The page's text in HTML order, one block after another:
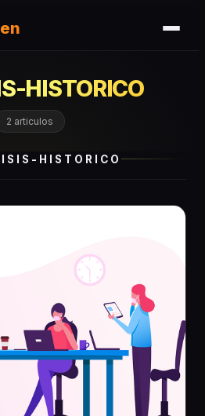
HISTORICO
2 articulos
HISTORICO